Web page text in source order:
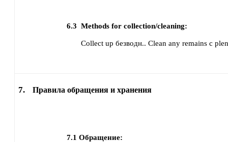
6.3 Methods for collection/cleaning:
Collect up безводн.. Clean any remains с
7. Правила обращения и хранения
7.1 Обращение: